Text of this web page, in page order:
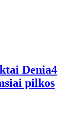
Denia4
pilkos